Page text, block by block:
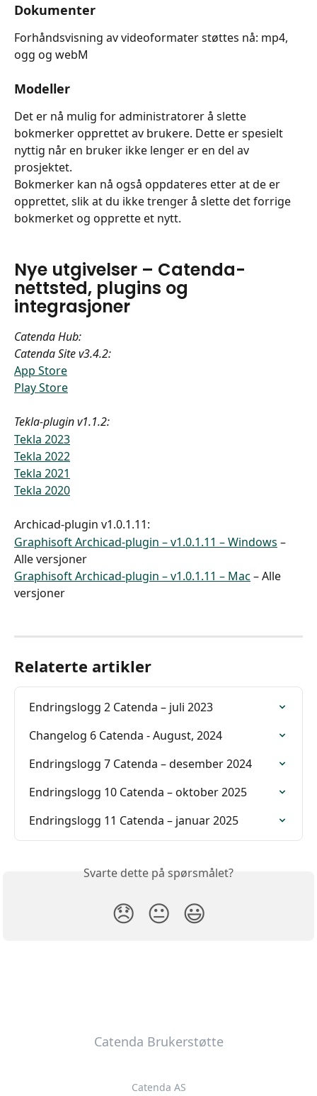
Dokumenter
Forhåndsvisning av videoformater støttes nå: mp4,
ogg og webM
Modeller
Det er nå mulig for administratorer å slette
bokmerker opprettet av brukere. Dette er spesielt
nyttig når en bruker ikke lenger er en del av
prosjektet.
Bokmerker kan nå også oppdateres etter at de er
opprettet, slik at du ikke trenger å slette det forrige
bokmerket og opprette et nytt.
Nye utgivelser – Catenda-
nettsted, plugins og
integrasjoner
Catenda Hub:
Catenda Site v3.4.2:
App Store
Play Store
Tekla-plugin v1.1.2:
Tekla 2023
Tekla 2022
Tekla 2021
Tekla 2020
Archicad-plugin v1.0.1.11:
Graphisoft Archicad-plugin – v1.0.1.11 – Windows –
Alle versjoner
Graphisoft Archicad-plugin – v1.0.1.11 – Mac – Alle
versjoner
Relaterte artikler
Endringslogg 2 Catenda – juli 2023
Changelog 6 Catenda - August, 2024
Endringslogg 7 Catenda – desember 2024
Endringslogg 10 Catenda – oktober 2025
Endringslogg 11 Catenda – januar 2025
Svarte dette på spørsmålet?
😞 😐 😃
Catenda Brukerstøtte
Catenda AS